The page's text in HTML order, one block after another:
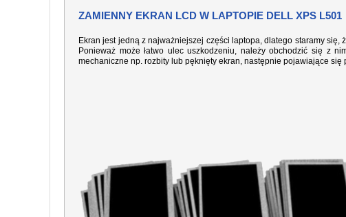
ZAMIENNY EKRAN LCD W LAPTOPIE DELL XPS L501
Ekran jest jedną z najważniejszej części laptopa, dlatego staramy się,
Ponieważ może łatwo ulec uszkodzeniu, należy obchodzić się z
mechaniczne np. rozbity lub pęknięty ekran, następnie pojawiające